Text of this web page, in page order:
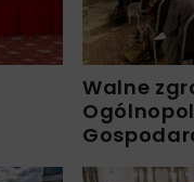
Walne